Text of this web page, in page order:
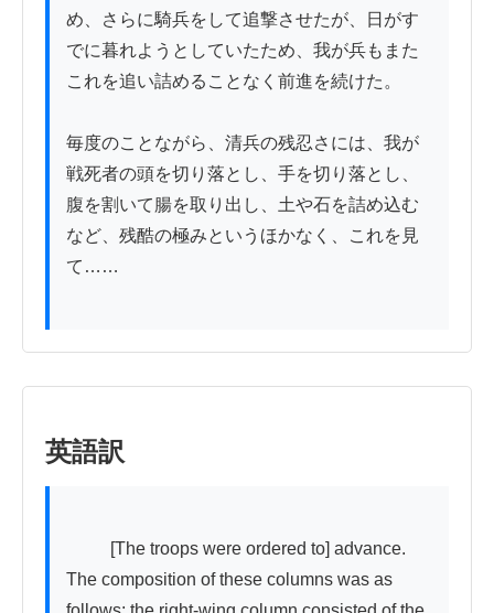
め、さらに騎兵をして追撃させたが、日がす
でに暮れようとしていたため、我が兵もまた
これを追い詰めることなく前進を続けた。
毎度のことながら、清兵の残忍さには、我が
戦死者の頭を切り落とし、手を切り落とし、
腹を割いて腸を取り出し、土や石を詰め込む
など、残酷の極みというほかなく、これを見
て……
英語訳
The composition of these columns was as